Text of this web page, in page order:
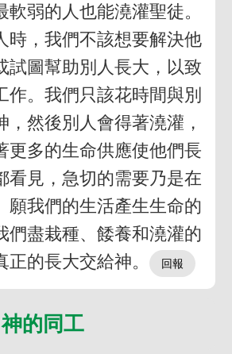
軟弱的人也能澆灌聖徒。
時，我們不該想要解決他
試圖幫助別人長大，以致
作。我們只該花時間與別
，然後別人會得著澆灌，
更多的生命供應使他們長
看見，急切的需要乃是在
願我們的生活產生生命的
們盡栽種、餧養和澆灌的
的長大交給神。
神的同工